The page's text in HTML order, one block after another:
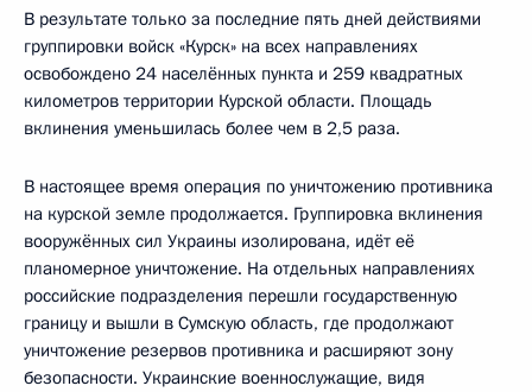
В результате только за последние пять дней действиями
группировки войск «Курск» на всех направлениях
освобождено 24 населённых пункта и 259 квадратных
километров территории Курской области. Площадь
вклинения уменьшилась более чем в 2,5 раза.
В настоящее время операция по уничтожению противника
на курской земле продолжается. Группировка вклинения
вооружённых сил Украины изолирована, идёт её
планомерное уничтожение. На отдельных направлениях
российские подразделения перешли государственную
границу и вышли в Сумскую область, где продолжают
уничтожение резервов противника и расширяют зону
безопасности. Украинские военнослужащие, видя